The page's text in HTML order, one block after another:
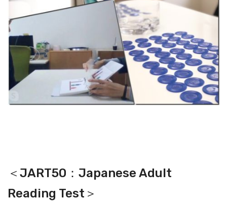
＜JART50：Japanese Adult
Reading Test＞